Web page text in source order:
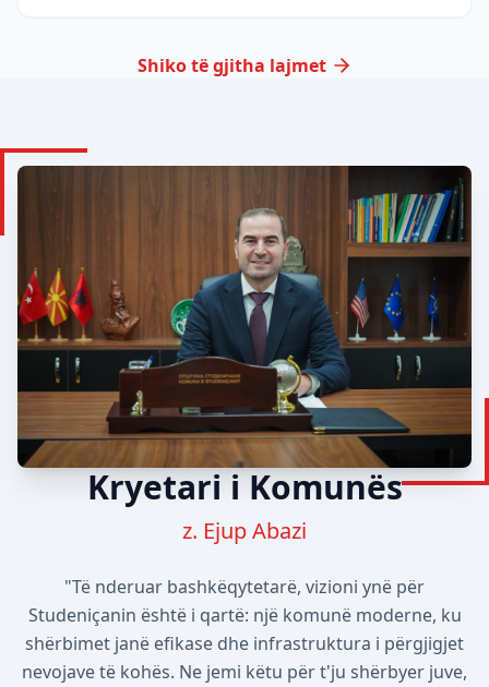
Shiko të gjitha lajmet
Kryetari i Komunës
z. Ejup Abazi
"Të nderuar bashkëqytetarë, vizioni ynë për
Studeniçanin është i qartë: një komunë moderne, ku
shërbimet janë efikase dhe infrastruktura i përgjigjet
nevojave të kohës. Ne jemi këtu për t'ju shërbyer juve,